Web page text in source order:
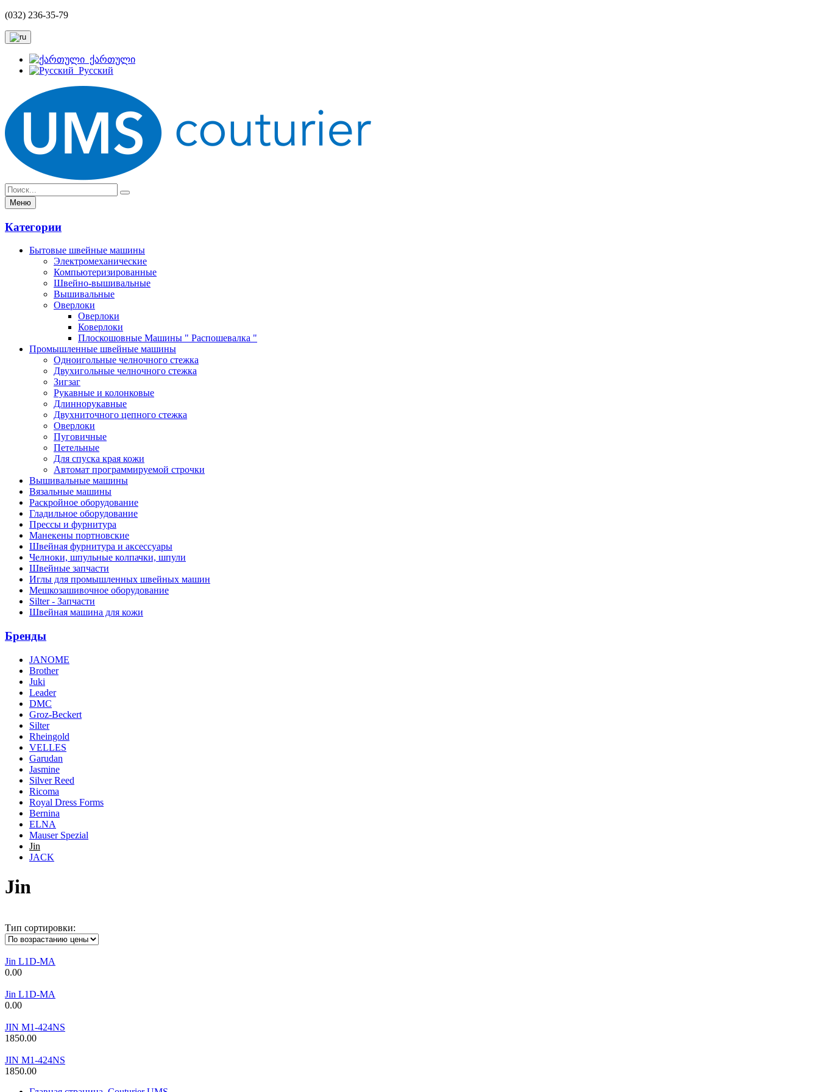
(032) 236-35-79
ქართული
Русский
Меню
Категории
Бытовые швейные машины
Электромеханические
Компьютеризированные
Швейно-вышивальные
Вышивальные
Оверлоки
Оверлоки
Коверлоки
Плоскошовные Машины " Распошевалка "
Промышленные швейные машины
Одноигольные челночного стежка
Двухигольные челночного стежка
Зигзаг
Рукавные и колонковые
Длиннорукавные
Двухниточного цепного стежка
Оверлоки
Пуговичные
Петельные
Для спуска края кожи
Автомат программируемой строчки
Вышивальные машины
Вязальные машины
Раскройное оборудование
Гладильное оборудование
Прессы и фурнитура
Манекены портновские
Швейная фурнитура и аксессуары
Челноки, шпульные колпачки, шпули
Швейные запчасти
Иглы для промышленных швейных машин
Мешкозашивочное оборудование
Silter - Запчасти
Швейная машина для кожи
Бренды
JANOME
Brother
Juki
Leader
DMC
Groz-Beckert
Silter
Rheingold
VELLES
Garudan
Jasmine
Silver Reed
Ricoma
Royal Dress Forms
Bernina
ELNA
Mauser Spezial
Jin
JACK
Jin
Тип сортировки:
Jin L1D-MA
0.00
Jin L1D-MA
0.00
JIN M1-424NS
1850.00
JIN M1-424NS
1850.00